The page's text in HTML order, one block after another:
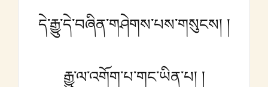
དེ་རྒྱུ་དེ་བཞིན་གཤེགས་པས་གསུངས། །
རྒྱུ་ལ་འགོག་པ་གང་ཡིན་པ། །